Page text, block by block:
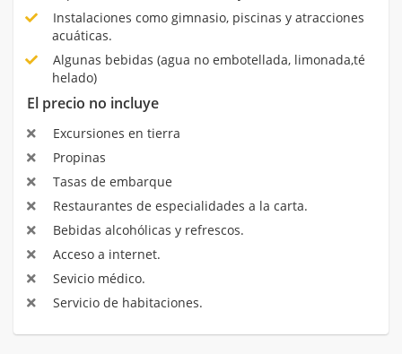
Instalaciones como gimnasio, piscinas y atracciones
acuáticas.
Algunas bebidas (agua no embotellada, limonada,té
helado)
El precio no incluye
Excursiones en tierra
Propinas
Tasas de embarque
Restaurantes de especialidades a la carta.
Bebidas alcohólicas y refrescos.
Acceso a internet.
Sevicio médico.
Servicio de habitaciones.